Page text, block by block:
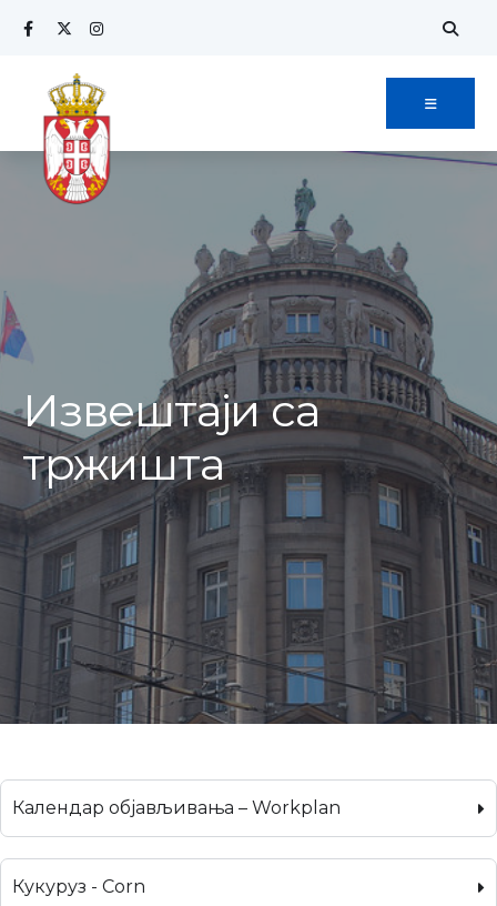
Извештаји са
тржишта
Календар објављивања – Workplan
Кукуруз - Corn